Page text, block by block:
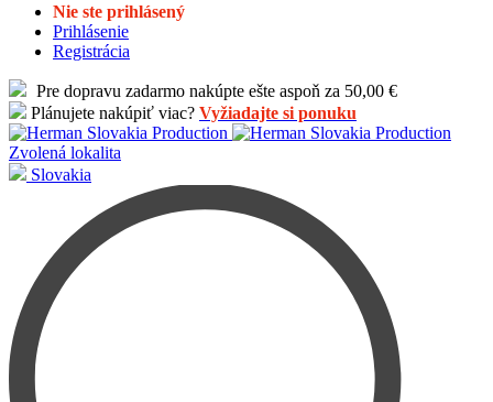
Nie ste prihlásený
Prihlásenie
Registrácia
Pre dopravu zadarmo nakúpte ešte aspoň za 50,00 €
Plánujete nakúpiť viac? Vyžiadajte si ponuku
Zvolená lokalita
Slovakia